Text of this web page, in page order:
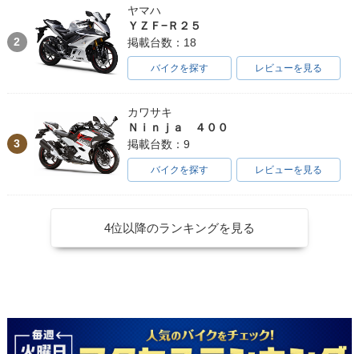
2
ヤマハ
ＹＺＦ−Ｒ２５
掲載台数：18
バイクを探す レビューを見る
3
カワサキ
Ｎｉｎｊａ ４００
掲載台数：9
バイクを探す レビューを見る
4位以降のランキングを見る